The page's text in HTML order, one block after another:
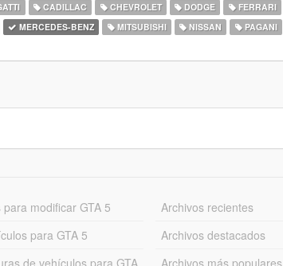
CADILLAC CHEVROLET DODGE FERRARI
MERCEDES-BENZ MITSUBISHI NISSAN PAGANI
modificar GTA 5
para GTA 5
de vehículos para GTA
Archivos recientes
Archivos destacados
Archivos más populares